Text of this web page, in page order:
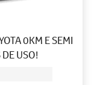
0KM E SEMI
USO!